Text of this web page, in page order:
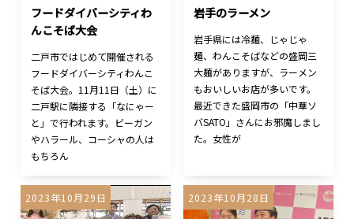
フードダイバーシティわ
んこそば大会
二戸市ではじめて開催される
フードダイバーシティわんこ
そば大会。11月11日（土）に
二戸駅に隣接する「なにゃー
と」で行われます。ビーガン
やハラール、コーシャの人は
もちろん
岩手のラーメン
岩手県には冷麺、じゃじゃ
麺、わんこそばなどの盛岡三
大麺がありますが、ラーメン
もおいしいお店が多いです。
最近できた盛岡市の「中華ソ
バSATO」さんにお邪魔しまし
た。女性が
2023年10月29日 2023年10月28日